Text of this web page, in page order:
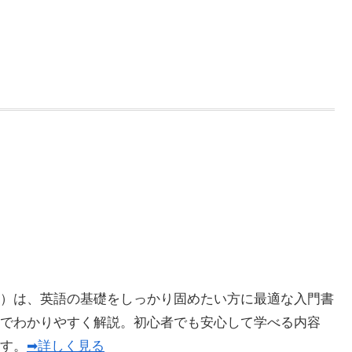
は、英語の基礎をしっかり固めたい方に最適な入門書
わかりやすく解説。初心者でも安心して学べる内容
。 ➡詳しく見る